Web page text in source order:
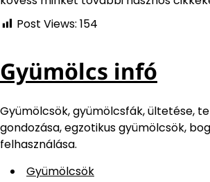
Post Views: 154
Gyümölcs infó
Gyümölcsök, gyümölcsfák, ültetése,
gondozása, egzotikus gyümölcsök,
felhasználása.
Gyümölcsök